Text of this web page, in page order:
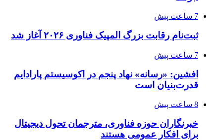
7 ساعت پیش
ثبت‌نام رقابت بزرگ المپیک فناوری ۲۰۲۶ آغاز شد
7 ساعت پیش
افشین: «رسانه» نهاد پنجم در اکوسیستم پارادایم
قدرت‌بنیان است
8 ساعت پیش
خبرنگاران حوزه فناوری، مترجمان تحول دیجیتال
برای افکار عمومی هستند